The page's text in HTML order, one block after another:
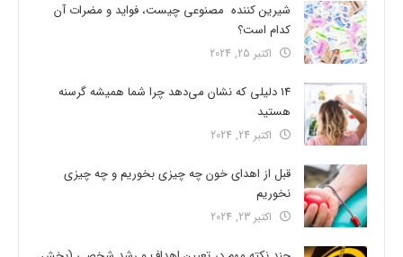
شیرین کننده مصنوعی چیست، فواید و مضرات آن
کدام است؟
اکتبر 25, 2024
14 دلیلی که نشان می‌دهد چرا شما همیشه گرسنه
هستید
اکتبر 24, 2024
قبل از اهدای خون چه چیزی بخوریم و چه چیزی
نخوریم
اکتبر 23, 2024